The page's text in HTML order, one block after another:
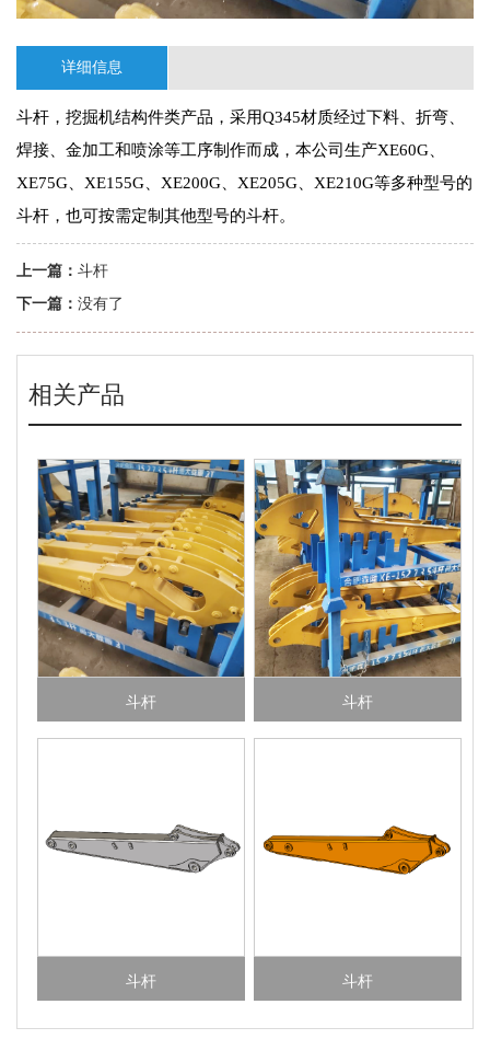
详细信息
斗杆，挖掘机结构件类产品，采用Q345材质经过下料、折弯、
焊接、金加工和喷涂等工序制作而成，本公司生产XE60G、
XE75G、XE155G、XE200G、XE205G、XE210G等多种型号的
斗杆，也可按需定制其他型号的斗杆。
上一篇： 斗杆
下一篇： 没有了
相关产品
斗杆 斗杆
斗杆 斗杆